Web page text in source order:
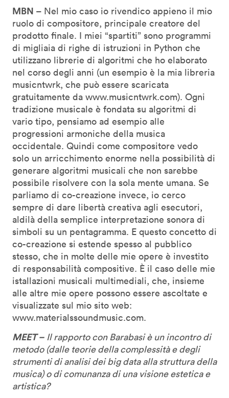
MBN – Nel mio caso io rivendico appieno il mio
ruolo di compositore, principale creatore del
prodotto finale. I miei “spartiti” sono programmi
di migliaia di righe di istruzioni in Python che
utilizzano librerie di algoritmi che ho elaborato
nel corso degli anni (un esempio è la mia libreria
musicntwrk, che può essere scaricata
gratuitamente da www.musicntwrk.com). Ogni
tradizione musicale è fondata su algoritmi di
vario tipo, pensiamo ad esempio alle
progressioni armoniche della musica
occidentale. Quindi come compositore vedo
solo un arricchimento enorme nella possibilità di
generare algoritmi musicali che non sarebbe
possibile risolvere con la sola mente umana. Se
parliamo di co-creazione invece, io cerco
sempre di dare libertà creativa agli esecutori,
aldilà della semplice interpretazione sonora di
simboli su un pentagramma. E questo concetto di
co-creazione si estende spesso al pubblico
stesso, che in molte delle mie opere è investito
di responsabilità compositive. È il caso delle mie
istallazioni musicali multimediali, che, insieme
alle altre mie opere possono essere ascoltate e
visualizzate sul mio sito web:
www.materialssoundmusic.com.
MEET – Il rapporto con Barabasi è un incontro di
metodo (dalle teorie della complessità e degli
strumenti di analisi dei big data alla struttura della
musica) o di comunanza di una visione estetica e
artistica?